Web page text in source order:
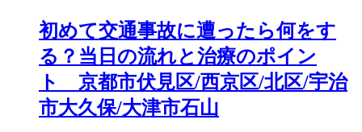
初めて交通事故に遭ったら何をす
る？当日の流れと治療のポイン
ト 京都市伏見区/西京区/北区/宇治
市大久保/大津市石山